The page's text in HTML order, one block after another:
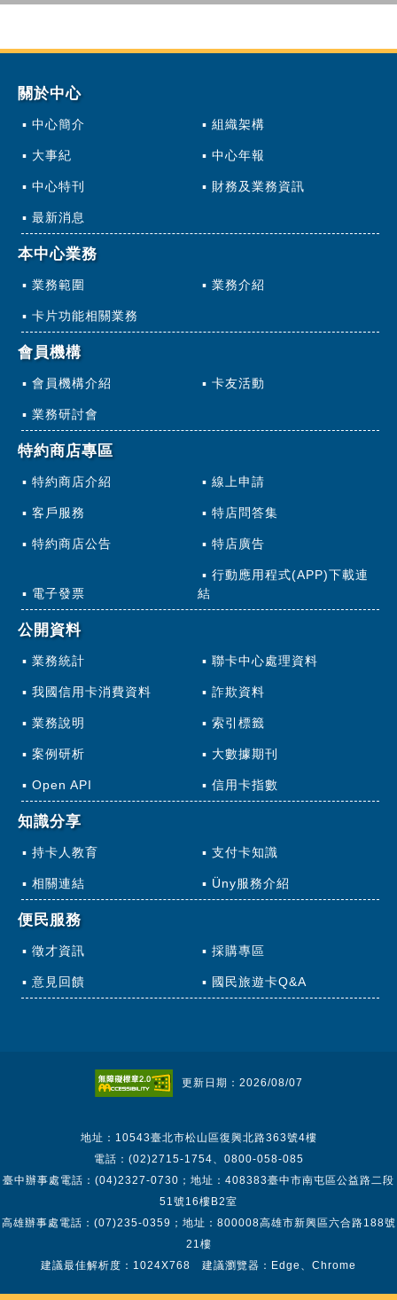
關於中心
中心簡介 組織架構
大事紀 中心年報
中心特刊 財務及業務資訊
最新消息
本中心業務
業務範圍 業務介紹
卡片功能相關業務
會員機構
會員機構介紹 卡友活動
業務研討會
特約商店專區
特約商店介紹 線上申請
客戶服務 特店問答集
特約商店公告 特店廣告
電子發票
行動應用程式(APP)下載連
結
公開資料
業務統計 聯卡中心處理資料
我國信用卡消費資料 詐欺資料
業務說明 索引標籤
案例研析 大數據期刊
Open API 信用卡指數
知識分享
持卡人教育 支付卡知識
相關連結 Üny服務介紹
便民服務
徵才資訊 採購專區
意見回饋 國民旅遊卡Q&A
更新日期：2026/08/07
地址：10543臺北市松山區復興北路363號4樓
電話：(02)2715-1754、0800-058-085
臺中辦事處電話：(04)2327-0730；地址：408383臺中市南屯區公益路二段
51號16樓B2室
高雄辦事處電話：(07)235-0359；地址：800008高雄市新興區六合路188號
21樓
建議最佳解析度：1024X768 建議瀏覽器：Edge、Chrome